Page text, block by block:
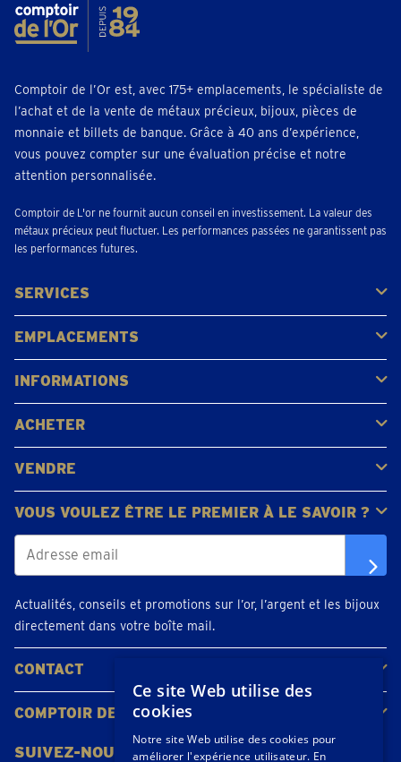
Comptoir de l’Or est, avec 175+ emplacements, le spécialiste de
l’achat et de la vente de métaux précieux, bijoux, pièces de
monnaie et billets de banque. Grâce à 40 ans d’expérience,
vous pouvez compter sur une évaluation précise et notre
attention personnalisée.
Comptoir de L'or ne fournit aucun conseil en investissement. La valeur des
métaux précieux peut fluctuer. Les performances passées ne garantissent pas
les performances futures.
SERVICES
Acheter
Vendre
Vente aux enchères
EMPLACEMENTS
Gerpinnes
Liège
Namur
Waterloo
Woluwe-Saint-Lambert
Voir tous les emplacements
INFORMATIONS
FAQ
Avis clients
ACHETER
Acheter de l'or
Acheter des pièces
Acheter de l'argent
VENDRE
Bijoux en or
Pièces d'or
Lingots d'or
VOUS VOULEZ ÊTRE LE PREMIER À LE SAVOIR ?
Actualités, conseils et promotions sur l’or, l’argent et les bijoux
directement dans votre boîte mail.
CONTACT
Contacter
Planifiez votre rendez-vous
Emplacements
COMPTOIR DE L'OR
SUIVEZ-NOUS
Ce site Web utilise des
cookies
Notre site Web utilise des cookies pour
améliorer l'expérience utilisateur. En